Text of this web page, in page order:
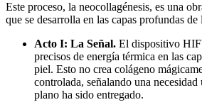
Este proceso, la neocollagénesis, es una
que se desarrolla en las capas profundas de
Acto I: La Señal. El dispositivo
precisos de energía térmica en las
piel. Esto no crea colágeno
controlada, señalando una
plano ha sido entregado.